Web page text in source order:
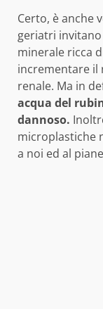
Certo, è anche
geriatri
minerale ricca
incrementare il
renale. Ma in
acqua del
dannoso.
microplastiche
a noi ed al